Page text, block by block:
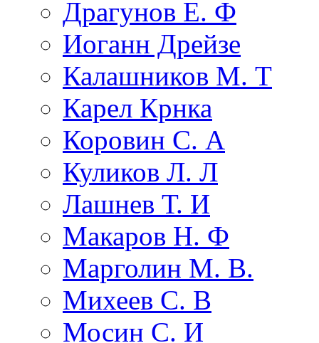
Драгунов Е. Ф
Иоганн Дрейзе
Калашников М. Т
Карел Крнка
Коровин С. А
Куликов Л. Л
Лашнев Т. И
Макаров Н. Ф
Марголин М. В.
Михеев С. В
Мосин С. И